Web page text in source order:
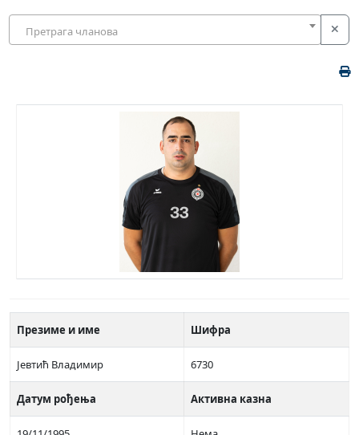
Претрага чланова
Презиме и име Шифра
Јевтић Владимир 6730
Датум рођења Активна казна